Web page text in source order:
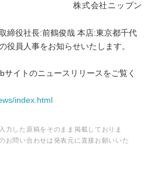
株式会社ニップン
役社長:前鶴俊哉 本店:東京都千代
役員人事をお知らせいたします。
イトのニュースリリースをご覧く
index.html
力した原稿をそのまま掲載しておりま
お問い合わせは発表元に直接お願いいた